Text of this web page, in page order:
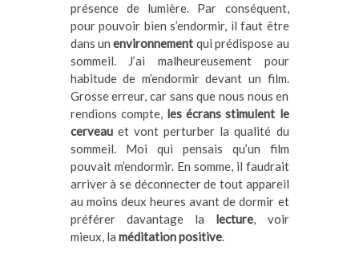
présence de lumière. Par conséquent,
pour pouvoir bien s’endormir, il faut être
dans unenvironnement qui prédispose au
sommeil. J’ai malheureusement pour
habitude de m’endormir devant un film.
Grosse erreur, car sans que nous nous en
rendions compte, les écrans stimulent le
cerveauet vont perturber la qualité du
sommeil. Moi qui pensais qu’un film
pouvait m’endormir. En somme, il faudrait
arriver à se déconnecter de tout appareil
au moins deux heures avant de dormir et
préférer davantage la lecture, voir
mieux, la méditation positive.